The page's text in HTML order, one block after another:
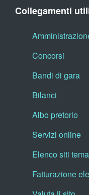
Collegamenti
Concorsi
Bandi di gara
Bilanci
Albo pretorio
Servizi online
Elenco siti
Fatturazione